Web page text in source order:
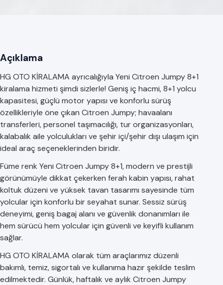
Açıklama
HG OTO KİRALAMA ayrıcalığıyla Yeni Citroen Jumpy 8+1
kiralama hizmeti şimdi sizlerle! Geniş iç hacmi, 8+1 yolcu
kapasitesi, güçlü motor yapısı ve konforlu sürüş
özellikleriyle öne çıkan Citroen Jumpy; havaalanı
transferleri, personel taşımacılığı, tur organizasyonları,
kalabalık aile yolculukları ve şehir içi/şehir dışı ulaşım için
ideal araç seçeneklerinden biridir.
Füme renk Yeni Citroen Jumpy 8+1, modern ve prestijli
görünümüyle dikkat çekerken ferah kabin yapısı, rahat
koltuk düzeni ve yüksek tavan tasarımı sayesinde tüm
yolcular için konforlu bir seyahat sunar. Sessiz sürüş
deneyimi, geniş bagaj alanı ve güvenlik donanımları ile
hem sürücü hem yolcular için güvenli ve keyifli kullanım
sağlar.
HG OTO KİRALAMA olarak tüm araçlarımız düzenli
bakımlı, temiz, sigortalı ve kullanıma hazır şekilde teslim
edilmektedir. Günlük, haftalık ve aylık Citroen Jumpy